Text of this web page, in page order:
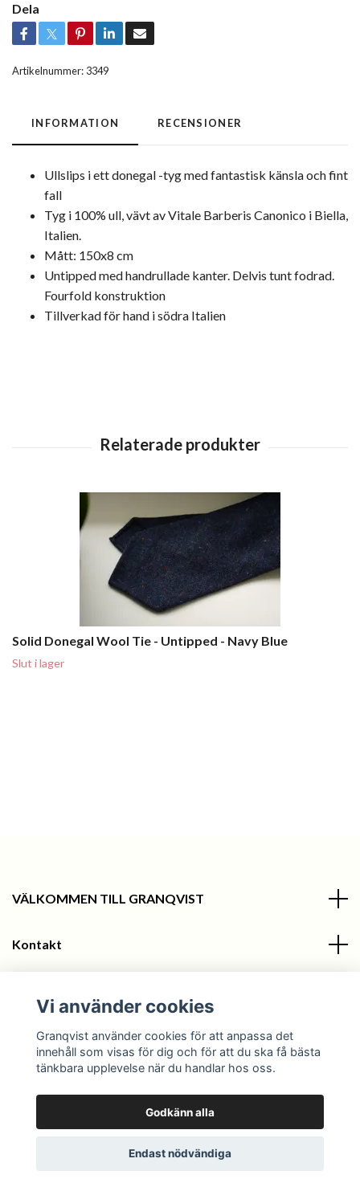
Dela
Artikelnummer: 3349
INFORMATION RECENSIONER
Ullslips i ett donegal -tyg med fantastisk känsla och fint
fall
Tyg i 100% ull, vävt av Vitale Barberis Canonico i Biella,
Italien.
Mått: 150x8 cm
Untipped med handrullade kanter. Delvis tunt fodrad.
Fourfold konstruktion
Tillverkad för hand i södra Italien
Solid Donegal Wool Tie - Untipped - Navy Blue
Slut i lager
VÄLKOMMEN TILL GRANQVIST
Kontakt
Sociala medier
© 2026 Granqvist
Vi använder cookies
Granqvist använder cookies för att anpassa det
innehåll som visas för dig och för att du ska få bästa
tänkbara upplevelse när du handlar hos oss.
Godkänn alla
Endast nödvändiga